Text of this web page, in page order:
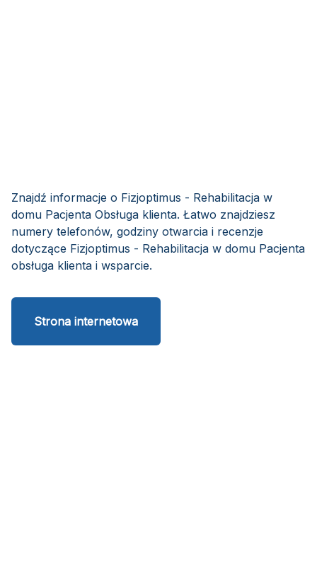
Znajdź informacje o Fizjoptimus - Rehabilitacja w
domu Pacjenta Obsługa klienta. Łatwo znajdziesz
numery telefonów, godziny otwarcia i recenzje
dotyczące Fizjoptimus - Rehabilitacja w domu Pacjenta
obsługa klienta i wsparcie.
Strona internetowa